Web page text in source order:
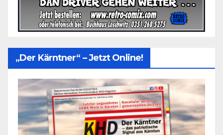
„Der Kärntner“ – Jetzt Online!